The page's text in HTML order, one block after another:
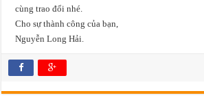
cùng trao đổi nhé.
Cho sự thành công của bạn,
Nguyễn Long Hải.